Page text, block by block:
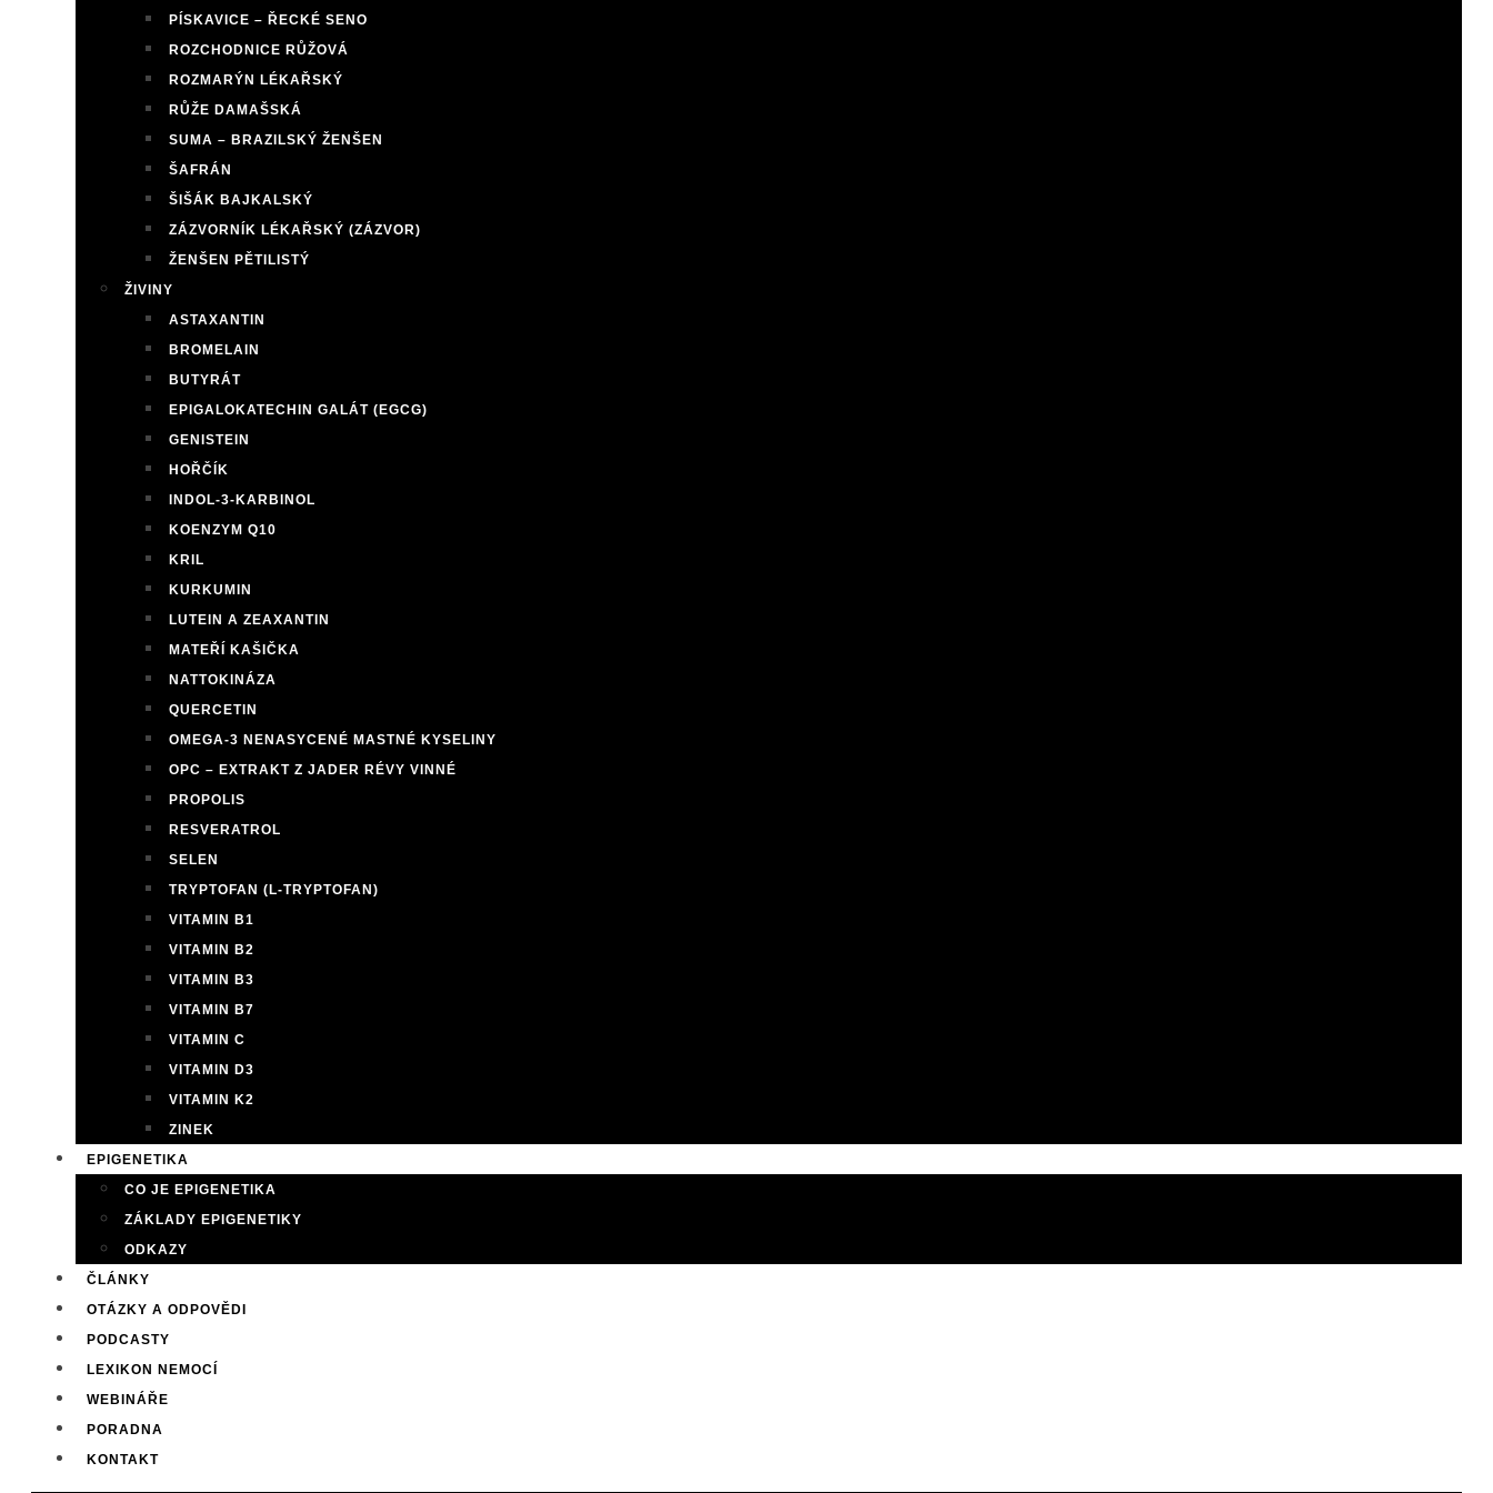
PÍSKAVICE – ŘECKÉ SENO
ROZCHODNICE RŮŽOVÁ
ROZMARÝN LÉKAŘSKÝ
RŮŽE DAMAŠSKÁ
SUMA – BRAZILSKÝ ŽENŠEN
ŠAFRÁN
ŠIŠÁK BAJKALSKÝ
ZÁZVORNÍK LÉKAŘSKÝ (ZÁZVOR)
ŽENŠEN PĚTILISTÝ
ŽIVINY
ASTAXANTIN
BROMELAIN
BUTYRÁT
EPIGALOKATECHIN GALÁT (EGCG)
GENISTEIN
HOŘČÍK
INDOL-3-KARBINOL
KOENZYM Q10
KRIL
KURKUMIN
LUTEIN A ZEAXANTIN
MATEŘÍ KAŠIČKA
NATTOKINÁZA
QUERCETIN
OMEGA-3 NENASYCENÉ MASTNÉ KYSELINY
OPC – EXTRAKT Z JADER RÉVY VINNÉ
PROPOLIS
RESVERATROL
SELEN
TRYPTOFAN (L-TRYPTOFAN)
VITAMIN B1
VITAMIN B2
VITAMIN B3
VITAMIN B7
VITAMIN C
VITAMIN D3
VITAMIN K2
ZINEK
EPIGENETIKA
CO JE EPIGENETIKA
ZÁKLADY EPIGENETIKY
ODKAZY
ČLÁNKY
OTÁZKY A ODPOVĚDI
PODCASTY
LEXIKON NEMOCÍ
WEBINÁŘE
PORADNA
KONTAKT